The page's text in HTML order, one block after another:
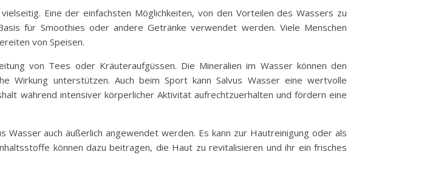
Eine der einfachsten Möglichkeiten, von den Vorteilen des Wassers zu
für Smoothies oder andere Getränke verwendet werden. Viele Menschen
von Speisen.
von Tees oder Kräuteraufgüssen. Die Mineralien im Wasser können den
Wirkung unterstützen. Auch beim Sport kann Salvus Wasser eine wertvolle
während intensiver körperlicher Aktivität aufrechtzuerhalten und fördern eine
Wasser auch äußerlich angewendet werden. Es kann zur Hautreinigung oder als
können dazu beitragen, die Haut zu revitalisieren und ihr ein frisches